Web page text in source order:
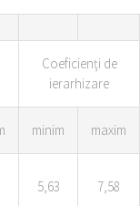
Coeficienţi de
ierarhizare
minim maxim
5,63 7,58